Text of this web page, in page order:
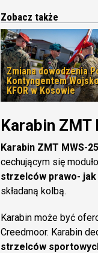
Zobacz także
Zmiana dowodzenia
Kontyngentem
KFOR w Kosowie
Karabin ZMT
Karabin ZMT MWS-
cechującym się
strzelców prawo-
składaną kolbą.
Karabin może być
Creedmoor. Karabin
strzelców